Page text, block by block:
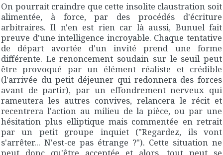
On pourrait craindre que cette insolite claustration soit
alimentée, à force, par des procédés d'écriture
arbitraires. Il n'en est rien car là aussi, Bunuel fait
preuve d'une intelligence incroyable. Chaque tentative
de départ avortée d'un invité prend une forme
différente. Le renoncement soudain sur le seuil peut
être provoqué par un élément réaliste et crédible
(l'arrivée du petit déjeuner qui redonnera des forces
avant de partir), par un effondrement nerveux qui
rameutera les autres convives, relancera le récit et
recentrera l'action au milieu de la pièce, ou par une
hésitation plus elliptique mais commentée en retrait
par un petit groupe inquiet ("Regardez, ils vont
s'arrêter... N'est-ce pas étrange ?"). Cette situation ne